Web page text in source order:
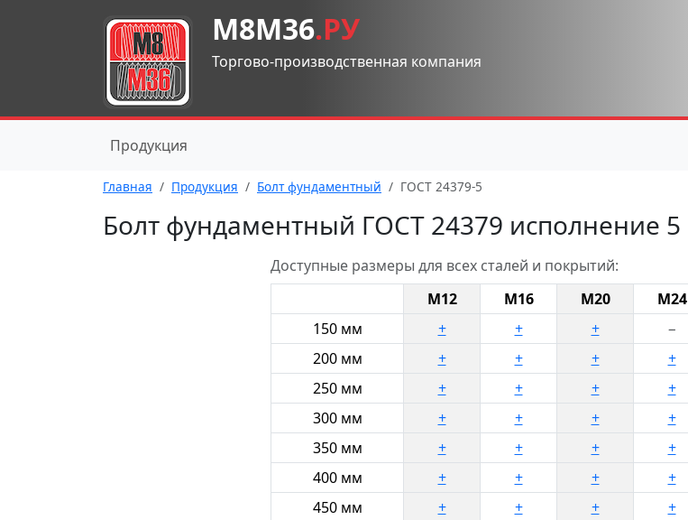
М8М36.РУ
Торгово-производственная компания
Продукция
Главная Продукция Болт фундаментный ГОСТ 24379-5
Болт фундаментный ГОСТ 24379 исполнение 5
Доступные размеры для всех сталей и покрытий:
М12
М16 М20 М24
150 мм
+ + + −
200 мм
+ + + +
250 мм
+ + + +
300 мм
+ + + +
350 мм
+ + + +
400 мм
+ + + +
450 мм
+ + + +